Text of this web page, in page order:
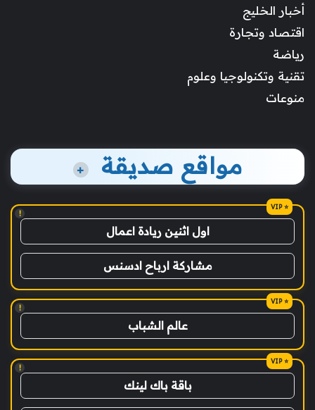
أخبار الخليج
اقتصاد وتجارة
رياضة
تقنية وتكنولوجيا وعلوم
منوعات
مواقع صديقة +
!
اول اثنين ريادة اعمال
مشاركة ارباح ادسنس
!
عالم الشباب
!
باقة باك لينك